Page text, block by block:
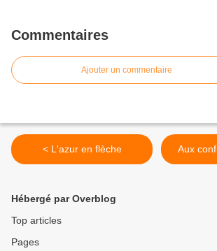
Commentaires
Ajouter un commentaire
< L'azur en flèche
Hébergé par Overblog
Top articles
Pages